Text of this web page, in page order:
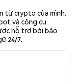
từ crypto của mình.
và công cụ
hỗ trợ bởi bảo
24/7.